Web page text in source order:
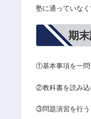
塾に通っていな
期
①基本事項を一問
②教科書を読み込
③問題演習を行う